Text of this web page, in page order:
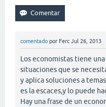
comentado por Ferc Jul 26, 2013
Los economistas tiene
situaciones que se
y aplica soluciones a
es la escaces,y lo puede
Hay una frase de un